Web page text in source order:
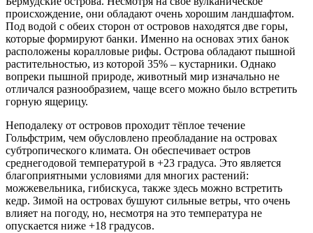
происхождение, они обладают очень хорошим ландшафтом.
Под водой с обеих сторон от островов находятся две горы,
которые формируют банки. Именно на основах этих банок
расположены коралловые рифы. Острова обладают пышной
растительностью, из которой 35% – кустарники. Однако
вопреки пышной природе, животный мир изначально не
отличался разнообразием, чаще всего можно было встретить
горную ящерицу.
Неподалеку от островов проходит тёплое течение
Гольфстрим, чем обусловлено преобладание на островах
субтропического климата. Он обеспечивает остров
среднегодовой температурой в +23 градуса. Это является
благоприятными условиями для многих растений:
можжевельника, гибискуса, также здесь можно встретить
кедр. Зимой на островах бушуют сильные ветры, что очень
влияет на погоду, но, несмотря на это температура не
опускается ниже +18 градусов.